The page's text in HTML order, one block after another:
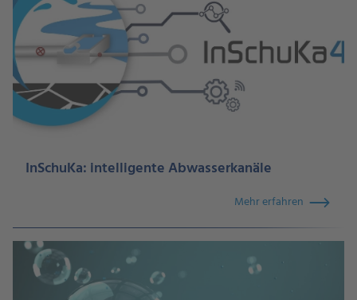
InSchuKa: intelligente Abwasserkanäle
Mehr erfahren